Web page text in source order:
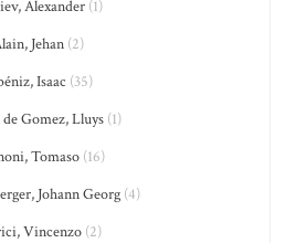
Alexander (1)
Jehan(2)
Isaac (35)
Gomez, Lluys(1)
Tomaso(16)
Johann Georg (4)
Vincenzo(2)